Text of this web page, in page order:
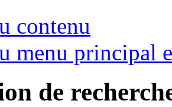
contenu
menu principal
de